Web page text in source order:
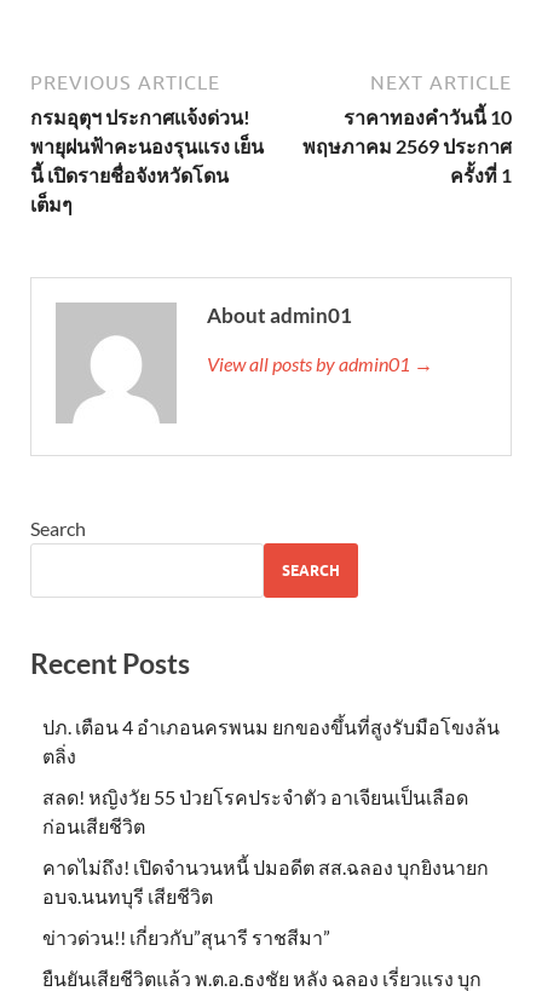
PREVIOUS ARTICLE
กรมอุตุฯ ประกาศเเจ้งด่วน!
พายุฝนฟ้าคะนองรุนแรง เย็น
นี้ เปิดรายชื่อจังหวัดโดน
เต็มๆ
NEXT ARTICLE
ราคาทองคำวันนี้ 10
พฤษภาคม 2569 ประกาศ
ครั้งที่ 1
About admin01
View all posts by admin01 →
Search
SEARCH
Recent Posts
ปภ. เตือน 4 อำเภอนครพนม ยกของขึ้นที่สูงรับมือโขงล้น
ตลิ่ง
สลด! หญิงวัย 55 ป่วยโรคประจำตัว อาเจียนเป็นเลือด
ก่อนเสียชีวิต
คาดไม่ถึง! เปิดจำนวนหนี้ ปมอดีต สส.ฉลอง บุกยิงนายก
อบจ.นนทบุรี เสียชีวิต
ข่าวด่วน!! เกี่ยวกับ”สุนารี ราชสีมา”
ยืนยันเสียชีวิตแล้ว พ.ต.อ.ธงชัย หลัง ฉลอง เรี่ยวแรง บุก